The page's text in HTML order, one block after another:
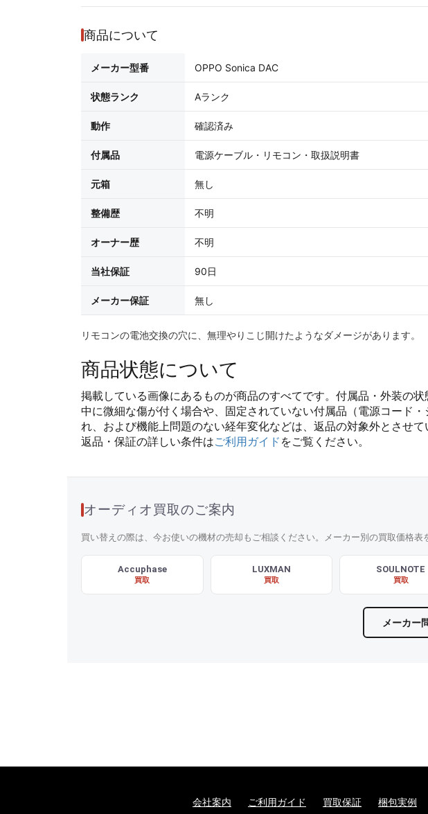
商品について
メーカー型番 OPPO Sonica DAC
状態ランク Aランク
動作 確認済み
付属品 電源ケーブル・リモコン・取扱説明書
元箱 無し
整備歴 不明
オーナー歴 不明
当社保証 90日
メーカー保証 無し
リモコンの電池交換の穴に、無理やりこじ開けたようなダメージがあります。
商品状態について
掲載している画像にあるものが商品のすべてです。付属品・外装の
中に微細な傷が付く場合や、固定されていない付属品（電源コード
れ、および機能上問題のない経年変化などは、返品の対象外とさせて
返品・保証の詳しい条件はご利用ガイド をご覧ください。
オーディオ買取のご案内
買い替えの際は、今お使いの機材の売却もご相談ください。メーカー別の買取価格
Accuphase
買取
LUXMAN
買取
SOULNOTE
買取
メーカー
会社案内 ご利用ガイド 買取保証 梱包実例